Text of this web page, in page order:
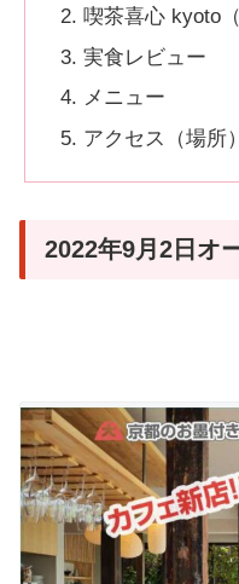
喫茶喜心 kyoto
実食レビュー
メニュー
アクセス（場所）
2022年9月2日オ